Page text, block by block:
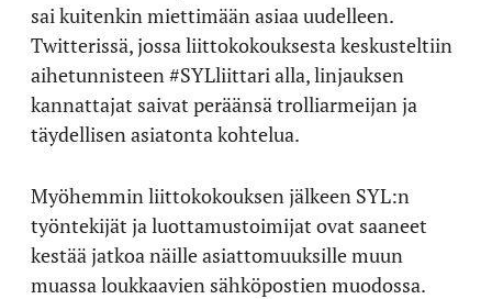
sai kuitenkin miettimään asiaa uudelleen.
Twitterissä, jossa liittokokouksesta keskusteltiin
aihetunnisteen #SYLliittari alla, linjauksen
kannattajat saivat peräänsä trolliarmeijan ja
täydellisen asiatonta kohtelua.
Myöhemmin liittokokouksen jälkeen SYL:n
työntekijät ja luottamustoimijat ovat saaneet
kestää jatkoa näille asiattomuuksille muun
muassa loukkaavien sähköpostien muodossa.